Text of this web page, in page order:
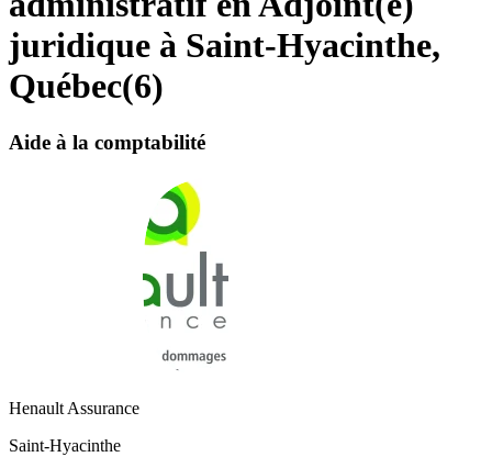
juridique à Saint-Hyacinthe,
Québec(6)
Aide à la comptabilité
Henault Assurance
Saint-Hyacinthe